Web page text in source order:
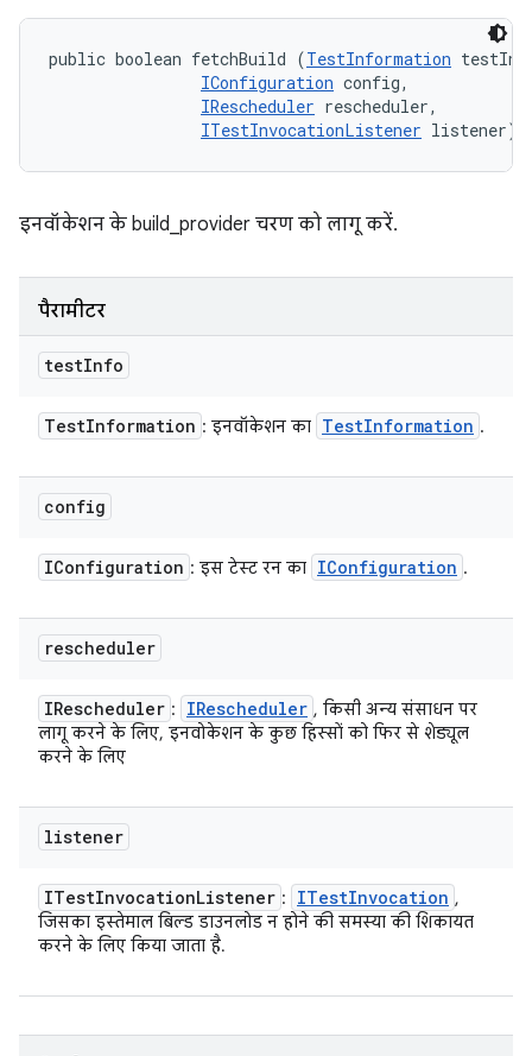
public boolean fetchBuild (TestInformation
IConfiguration config,
IRescheduler rescheduler,
ITestInvocationListener listener)
इनवॉकेशन के build_provider चरण को लागू करें.
पैरामीटर
testInfo
TestInformation : इनवॉकेशन का TestInformation .
config
IConfiguration : इस टेस्ट रन का IConfiguration .
rescheduler
IRescheduler : IRescheduler , किसी अन्य संसाधन पर
लागू करने के लिए, इनवोकेशन के कुछ हिस्सों को फिर से शेड्यूल
करने के लिए
listener
ITestInvocationListener : ITestInvocation ,
जिसका इस्तेमाल बिल्ड डाउनलोड न होने की समस्या की शिकायत
करने के लिए किया जाता है.